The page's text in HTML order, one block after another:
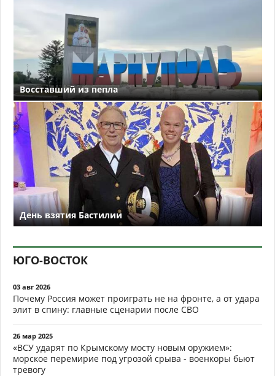
Восставший из пепла
День взятия Бастилии
ЮГО-ВОСТОК
03 авг 2026
Почему Россия может проиграть не на фронте, а от удара
элит в спину: главные сценарии после СВО
26 мар 2025
«ВСУ ударят по Крымскому мосту новым оружием»:
морское перемирие под угрозой срыва - военкоры бьют
тревогу